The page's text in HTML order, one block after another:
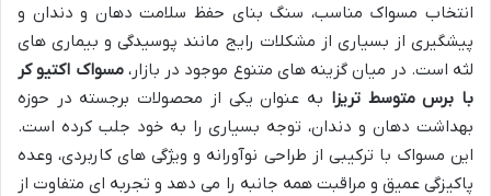
انتخاب مسواک مناسب، سنگ بنای حفظ سلامت دهان و دندان و
پیشگیری از بسیاری از مشکلات رایج مانند پوسیدگی و بیماری های
لثه است. در میان گزینه های متنوع موجود در بازار،مسواک اکتیو کر
با برس متوسط تریزا به عنوان یکی از محصولات برجسته در حوزه
بهداشت دهان و دندان، توجه بسیاری را به خود جلب کرده است.
این مسواک با ترکیبی از طراحی نوآورانه و ویژگی های کاربردی، وعده
پاکیزگی عمیق و مراقبت همه جانبه را می دهد و تجربه ای متفاوت از